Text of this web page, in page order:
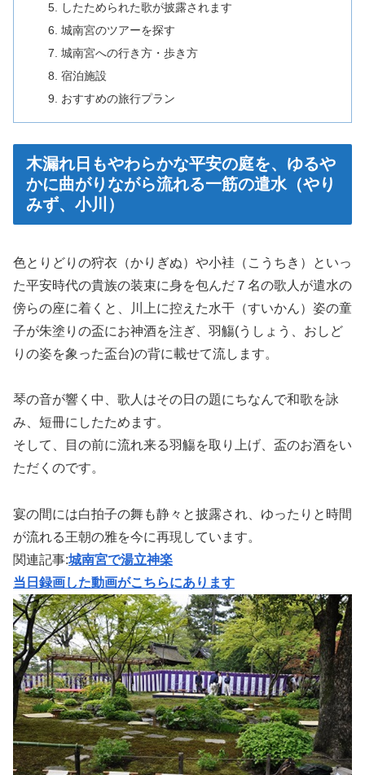
したためられた歌が披露されます
城南宮のツアーを探す
城南宮への行き方・歩き方
宿泊施設
おすすめの旅行プラン
木漏れ日もやわらかな平安の庭を、ゆるや
かに曲がりながら流れる一筋の遣水（やり
みず、小川）
色とりどりの狩衣（かりぎぬ）や小袿（こうちき）といっ
た平安時代の貴族の装束に身を包んだ７名の歌人が遣水の
傍らの座に着くと、川上に控えた水干（すいかん）姿の童
子が朱塗りの盃にお神酒を注ぎ、羽觴(うしょう、おしど
りの姿を象った盃台)の背に載せて流します。
琴の音が響く中、歌人はその日の題にちなんで和歌を詠
み、短冊にしたためます。
そして、目の前に流れ来る羽觴を取り上げ、盃のお酒をい
ただくのです。
宴の間には白拍子の舞も静々と披露され、ゆったりと時間
が流れる王朝の雅を今に再現しています。
関連記事:城南宮で湯立神楽
当日録画した動画がこちらにあります